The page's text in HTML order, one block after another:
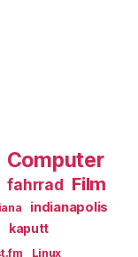
Computer
fahrrad Film
indianapolis
kaputt
Linux